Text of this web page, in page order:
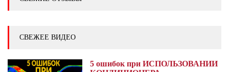
СВЕЖЕЕ ВИДЕО
5 ошибок при ИСПОЛЬЗОВАНИИ